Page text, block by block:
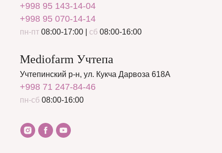
+998 95 143-14-04
+998 95 070-14-14
пн-пт 08:00-17:00 | сб 08:00-16:00
Mediofarm Учтепа
Учтепинский р-н, ул. Кукча Дарвоза 618А
+998 71 247-84-46
пн-сб 08:00-16:00